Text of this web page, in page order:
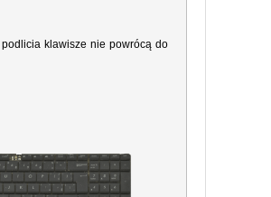
klawisze nie powrócą do